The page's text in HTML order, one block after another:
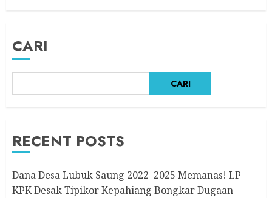
CARI
CARI
RECENT POSTS
Dana Desa Lubuk Saung 2022–2025 Memanas! LP-
KPK Desak Tipikor Kepahiang Bongkar Dugaan